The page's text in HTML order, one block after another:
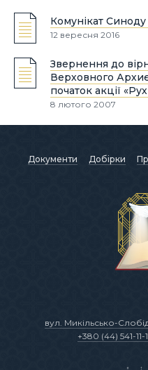
Комунікат
12 вересня 2016
Звернення до
Верховного
початок акції
8 лютого 2007
Документи Добірки
вул. Микільсько-
+380 (44) 541-11-